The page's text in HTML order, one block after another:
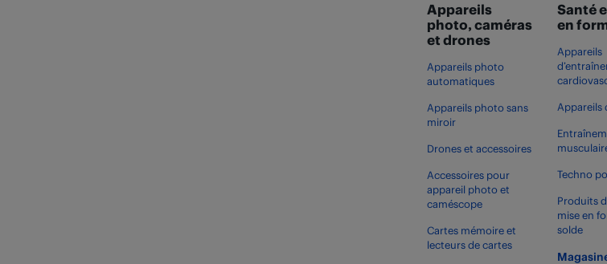
Appareils
photo, caméras
et drones
Appareils photo
automatiques
Appareils photo sans
miroir
Drones et accessoires
Accessoires pour
appareil photo et
caméscope
Cartes mémoire et
lecteurs de cartes
Santé
en
Appareils
Appareils
Techno
Produits
mise en
solde